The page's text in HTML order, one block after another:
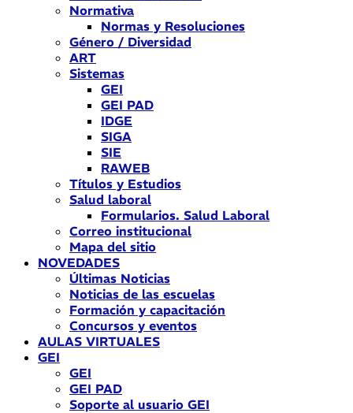
Normativa
Normas y Resoluciones
Género / Diversidad
ART
Sistemas
GEI
GEI PAD
IDGE
SIGA
SIE
RAWEB
Títulos y Estudios
Salud laboral
Formularios. Salud Laboral
Correo institucional
Mapa del sitio
NOVEDADES
Últimas Noticias
Noticias de las escuelas
Formación y capacitación
Concursos y eventos
AULAS VIRTUALES
GEI
GEI
GEI PAD
Soporte al usuario GEI